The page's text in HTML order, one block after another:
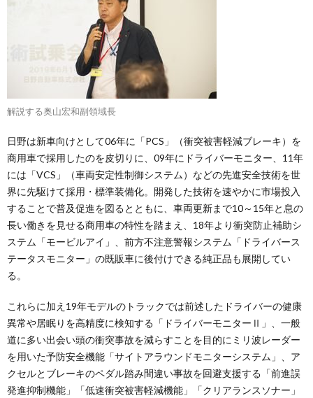
解説する奥山宏和副領域長
日野は新車向けとして06年に「PCS」（衝突被害軽減ブレーキ）を
商用車で採用したのを皮切りに、09年にドライバーモニター、11年
には「VCS」（車両安定性制御システム）などの先進安全技術を世
界に先駆けて採用・標準装備化。開発した技術を速やかに市場投入
することで普及促進を図るとともに、車両更新まで10～15年と息の
長い働きを見せる商用車の特性を踏まえ、18年より衝突防止補助シ
ステム「モービルアイ」、前方不注意警報システム「ドライバース
テータスモニター」の既販車に後付けできる純正品も展開してい
る。
これらに加え19年モデルのトラックでは前述したドライバーの健康
異常や居眠りを高精度に検知する「ドライバーモニターⅡ」、一般
道に多い出会い頭の衝突事故を減らすことを目的にミリ波レーダー
を用いた予防安全機能「サイトアラウンドモニターシステム」、ア
クセルとブレーキのペダル踏み間違い事故を回避支援する「前進誤
発進抑制機能」「低速衝突被害軽減機能」「クリアランスソナー」